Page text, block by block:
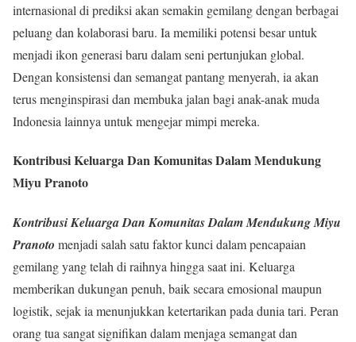
internasional di prediksi akan semakin gemilang dengan berbagai
peluang dan kolaborasi baru. Ia memiliki potensi besar untuk
menjadi ikon generasi baru dalam seni pertunjukan global.
Dengan konsistensi dan semangat pantang menyerah, ia akan
terus menginspirasi dan membuka jalan bagi anak-anak muda
Indonesia lainnya untuk mengejar mimpi mereka.
Kontribusi Keluarga Dan Komunitas Dalam Mendukung
Miyu Pranoto
Kontribusi Keluarga Dan Komunitas Dalam Mendukung Miyu
Pranoto menjadi salah satu faktor kunci dalam pencapaian
gemilang yang telah di raihnya hingga saat ini. Keluarga
memberikan dukungan penuh, baik secara emosional maupun
logistik, sejak ia menunjukkan ketertarikan pada dunia tari. Peran
orang tua sangat signifikan dalam menjaga semangat dan